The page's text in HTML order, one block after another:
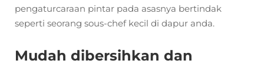
pengaturcaraan pintar pada asasnya bertindak
seperti seorang sous-chef kecil di dapur anda.
Mudah dibersihkan dan